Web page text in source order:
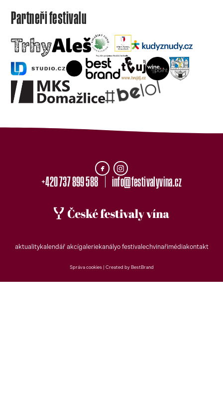
Partneři festivalu
+420 737 899 588 info@festivalyvina.cz
aktualitykalendář akcígaleriekanályo festivalechvinařimédia kontakt
Správa cookies | Created by BestBrand